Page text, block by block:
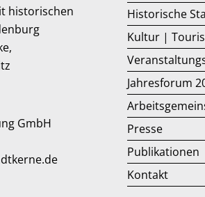
historischen
GmbH
Historische
Kultur |
Jahresforum
Presse
Publikationen
Kontakt